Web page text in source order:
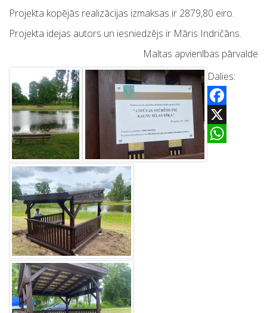
Projekta kopējās realizācijas izmaksas ir 2879,80 eiro.
Projekta idejas autors un iesniedzējs ir Māris Indričāns.
Maltas apvienības pārvalde
Dalies:
Facebook
X